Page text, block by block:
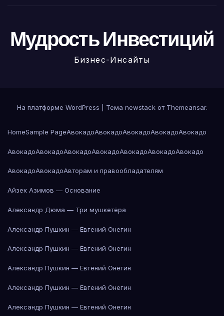
Мудрость Инвестиций
Бизнес-Инсайты
На платформе WordPress Тема newstack от Themeansar.
HomeSample PageАвокадоАвокадоАвокадоАвокадоАвокадо
АвокадоАвокадоАвокадоАвокадоАвокадоАвокадоАвокадо
АвокадоАвокадоАвторам и правообладателям
Айзек Азимов — Основание
Александр Дюма — Три мушкетёра
Александр Пушкин — Евгений Онегин
Александр Пушкин — Евгений Онегин
Александр Пушкин — Евгений Онегин
Александр Пушкин — Евгений Онегин
Александр Пушкин — Евгений Онегин